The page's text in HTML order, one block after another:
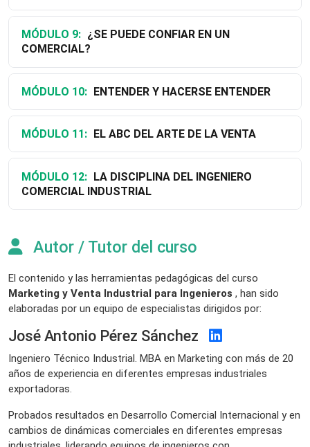
MÓDULO 9:
COMERCIAL?
MÓDULO 10: ENTENDER Y HACERSE ENTENDER
MÓDULO 11: EL ABC DEL ARTE DE LA VENTA
MÓDULO 12:
COMERCIAL INDUSTRIAL
Autor / Tutor del curso
El contenido y las herramientas pedagógicas del curso
Marketing y Venta Industrial para Ingenieros , han sido
elaboradas por un equipo de especialistas dirigidos por:
José Antonio Pérez Sánchez
Ingeniero Técnico Industrial. MBA en Marketing con más de 20
años de experiencia en diferentes empresas industriales
exportadoras.
Probados resultados en Desarrollo Comercial Internacional y en
cambios de dinámicas comerciales en diferentes empresas